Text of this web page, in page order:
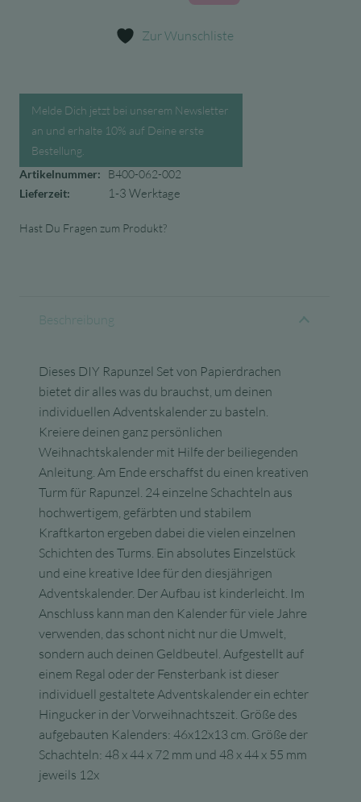
Zur Wunschliste
Melde Dich jetzt bei unserem Newsletter
an und erhalte 10% auf Deine erste
Bestellung.
Artikelnummer:
B400-062-002
Lieferzeit:
1-3 Werktage
Hast Du Fragen zum Produkt?
Beschreibung
Dieses DIY Rapunzel Set von Papierdrachen
bietet dir alles was du brauchst, um deinen
individuellen Adventskalender zu basteln.
Kreiere deinen ganz persönlichen
Weihnachtskalender mit Hilfe der beiliegenden
Anleitung. Am Ende erschaffst du einen kreativen
Turm für Rapunzel. 24 einzelne Schachteln aus
hochwertigem, gefärbten und stabilem
Kraftkarton ergeben dabei die vielen einzelnen
Schichten des Turms. Ein absolutes Einzelstück
und eine kreative Idee für den diesjährigen
Adventskalender. Der Aufbau ist kinderleicht. Im
Anschluss kann man den Kalender für viele Jahre
verwenden, das schont nicht nur die Umwelt,
sondern auch deinen Geldbeutel. Aufgestellt auf
einem Regal oder der Fensterbank ist dieser
individuell gestaltete Adventskalender ein echter
Hingucker in der Vorweihnachtszeit. Größe des
aufgebauten Kalenders: 46x12x13 cm. Größe der
Schachteln: 48 x 44 x 72 mm und 48 x 44 x 55 mm
jeweils 12x